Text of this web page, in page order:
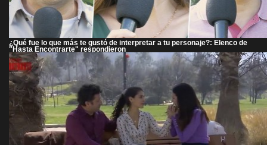
¿Qué fue lo que más te gustó de interpretar a tu personaje?: Elenco de
"Hasta Encontrarte" respondieron